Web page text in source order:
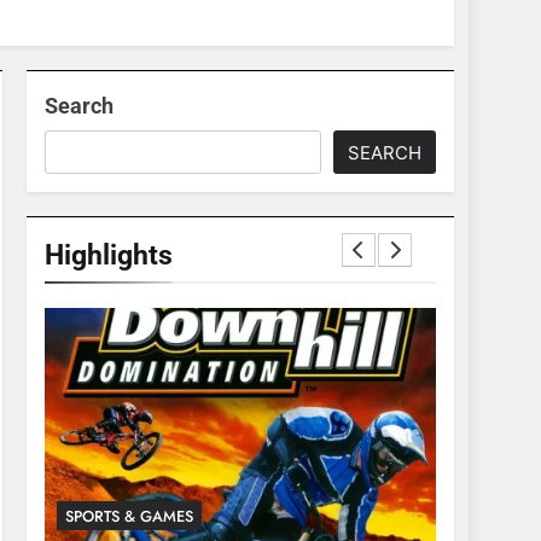
Search
SEARCH
Highlights
SPORTS & GAMES